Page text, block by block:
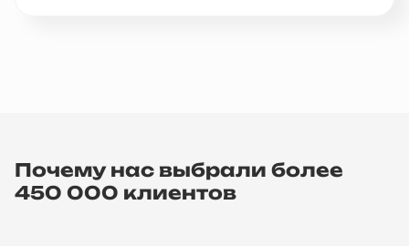
Почему нас выбрали более
450 000 клиентов